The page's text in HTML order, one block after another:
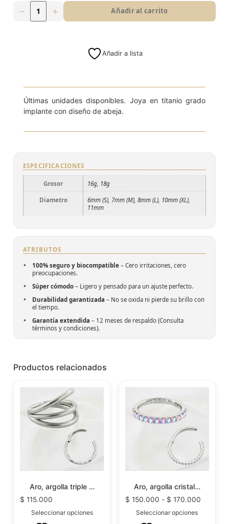
16g
− + Añadir al carrito
Añadir a lista
Últimas unidades disponibles. Joya en titanio grado
implante con diseño de abeja.
ESPECIFICACIONES
Grosor 16g, 18g
Diametro
6mm (S), 7mm (M), 8mm (L), 10mm (XL),
11mm
ATRIBUTOS
100% seguro y biocompatible – Cero irritaciones, cero
preocupaciones.
Súper cómodo – Ligero y pensado para un ajuste perfecto.
Durabilidad garantizada – No se oxida ni pierde su brillo con
el tiempo.
Garantía extendida – 12 meses de respaldo (Consulta
términos y condiciones).
Productos relacionados
Aro, argolla triple …
$ 115.000
Seleccionar opciones
Aro, argolla cristal…
$ 150.000 - $ 170.000
Seleccionar opciones